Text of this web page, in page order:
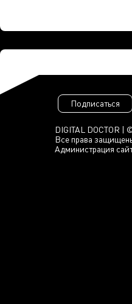
DIGITAL DOCTOR |
Все права
Администрация
Подписаться